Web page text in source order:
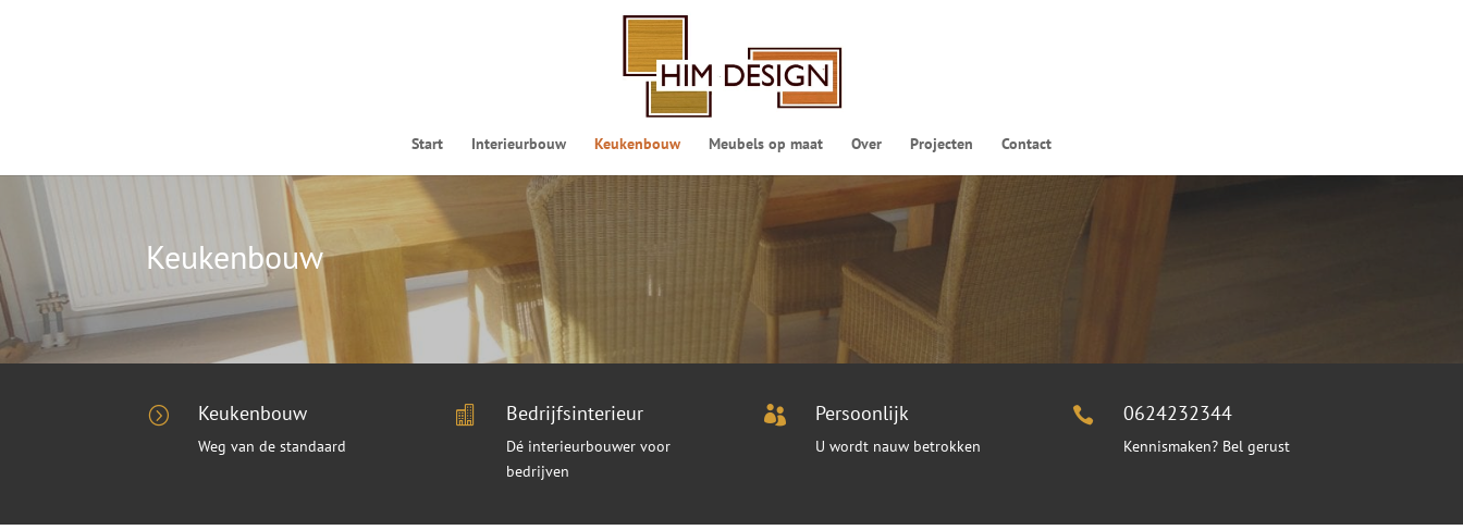
Start Interieurbouw Keukenbouw Meubels op maat Over Projecten Contact
Keukenbouw
= Keukenbouw
Weg van de standaard
 Bedrijfsinterieur
Dé interieurbouwer voor
bedrijven
 Persoonlijk
U wordt nauw betrokken
 0624232344
Kennismaken? Bel gerust